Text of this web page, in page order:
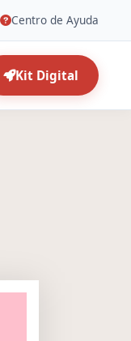
Centro de Ayuda
Kit Digital